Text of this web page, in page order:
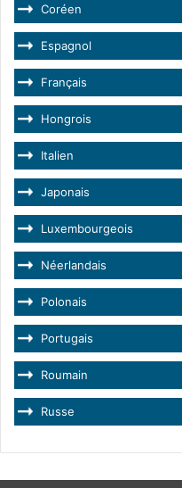
Coréen
Espagnol
Français
Hongrois
Italien
Japonais
Luxembourgeois
Néerlandais
Polonais
Portugais
Roumain
Russe